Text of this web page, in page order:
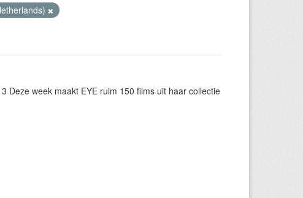
Deze week maakt EYE ruim 150 films uit haar collectie